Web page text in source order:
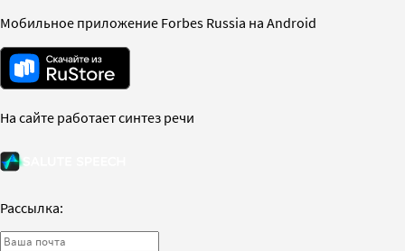
Мобильное приложение Forbes Russia на Android
На сайте работает синтез речи
Рассылка: